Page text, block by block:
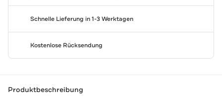
Schnelle Lieferung in 1-3 Werktagen
Kostenlose Rücksendung
Produktbeschreibung